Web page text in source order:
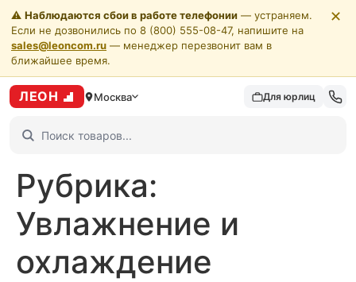
⚠️ Наблюдаются сбои в работе телефонии — устраняем.
Если не дозвонились по 8 (800) 555-08-47, напишите на
sales@leoncom.ru — менеджер перезвонит вам в
ближайшее время.
✕
ЛЕОН Москва Для юрлиц
Рубрика:
Увлажнение и
охлаждение